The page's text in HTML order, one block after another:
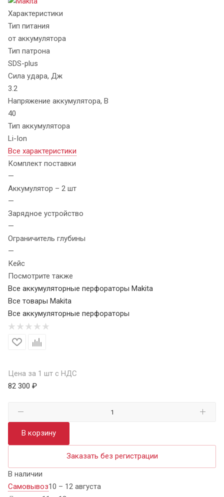
Характеристики
Тип питания
от аккумулятора
Тип патрона
SDS-plus
Сила удара, Дж
3.2
Напряжение аккумулятора, В
40
Тип аккумулятора
Li-Ion
Все характеристики
Комплект поставки
—
Аккумулятор – 2 шт
—
Зарядное устройство
—
Ограничитель глубины
—
Кейс
Посмотрите также
Все аккумуляторные перфораторы Makita
Все товары Makita
Все аккумуляторные перфораторы
Цена за 1 шт с НДС
82 300 ₽
В корзину
Заказать без регистрации
В наличии
Самовывоз10 – 12 августа